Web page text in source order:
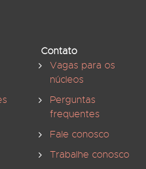
Contato
Vagas para os
núcleos
Perguntas
frequentes
Fale conosco
Trabalhe conosco